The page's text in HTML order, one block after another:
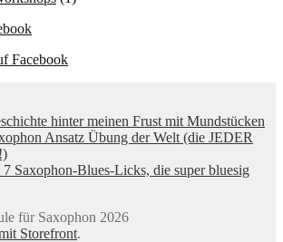
Facebook
hinter meinen Frust mit Mundstücken
Ansatz Übung der Welt (die JEDER
Saxophon-Blues-Licks, die super bluesig
für Saxophon 2026
Storefront.